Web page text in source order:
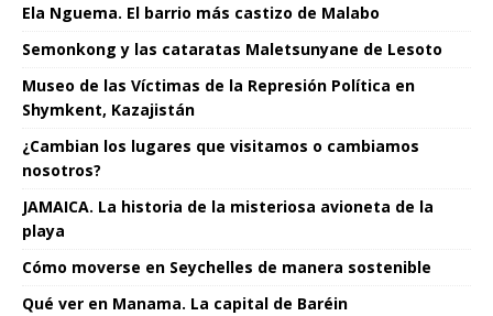
Ela Nguema. El barrio más castizo de Malabo
Semonkong y las cataratas Maletsunyane de Lesoto
Museo de las Víctimas de la Represión Política en
Shymkent, Kazajistán
¿Cambian los lugares que visitamos o cambiamos
nosotros?
JAMAICA. La historia de la misteriosa avioneta de la
playa
Cómo moverse en Seychelles de manera sostenible
Qué ver en Manama. La capital de Baréin